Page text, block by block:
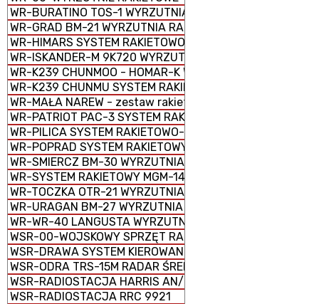
WR-BURATINO TOS-1 WYRZUTNIA RAKIETOWA
WR-GRAD BM-21 WYRZUTNIA RAKIETOWA
WR-HIMARS SYSTEM RAKIETOWO-ARTYLERYJSKI M142
WR-ISKANDER-M 9K720 WYRZUTNIA RAKIETOWA
WR-K239 CHUNMOO - HOMAR-K WYRZUTNIA RAKIETOWA
WR-K239 CHUNMU SYSTEM RAKIETOWO-ARTYLERYJSKI
WR-MAŁA NAREW - zestaw rakietowy
WR-PATRIOT PAC-3 SYSTEM RAKIETOWY
WR-PILICA SYSTEM RAKIETOWO-ARTYLERYJSKI PSR-A
WR-POPRAD SYSTEM RAKIETOWY SPZR
WR-SMIERCZ BM-30 WYRZUTNIA RAKIETOWA
WR-SYSTEM RAKIETOWY MGM-140 ATACMS
WR-TOCZKA OTR-21 WYRZUTNIA RAKIETOWA TAKTYCZNA
WR-URAGAN BM-27 WYRZUTNIA RAKIETOWA
WR-WR-40 LANGUSTA WYRZUTNIA RAKIETOWA
WSR-00-WOJSKOWY SPRZĘT RADIOWY
WSR-DRAWA SYSTEM KIEROWANIA OGNIEM
WSR-ODRA TRS-15M RADAR ŚREDNIEGO ZASIĘGU
WSR-RADIOSTACJA HARRIS AN/PRC-150C
WSR-RADIOSTACJA RRC 9921